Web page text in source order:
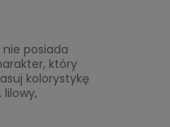
posiada
który
kolorystykę